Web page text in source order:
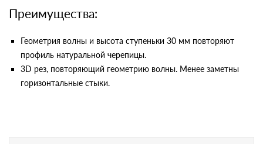
Преимущества:
Геометрия волны и высота ступеньки 30 мм повторяют
профиль натуральной черепицы.
3D рез, повторяющий геометрию волны. Менее заметны
горизонтальные стыки.